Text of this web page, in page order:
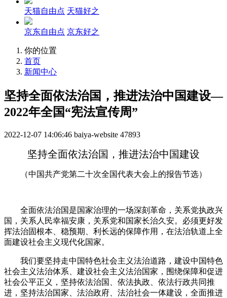
天猫自由点 天猫好之
京东自由点 京东好之
你的位置
首页
新闻中心
坚持全面依法治国，推进法治中国建设—
2022年全国“宪法宣传周”
2022-12-07 14:06:46 baiya-website 47893
坚持全面依法治国，推进法治中国建设
（中国共产党第二十次全国代表大会上的报告节选）
全面依法治国是国家治理的一场深刻革命，关系党执政兴
国，关系人民幸福安康，关系党和国家长治久安。必须更好发
挥法治固根本、稳预期、利长远的保障作用，在法治轨道上全
面建设社会主义现代化国家。
我们要坚持走中国特色社会主义法治道路，建设中国特色
社会主义法治体系、建设社会主义法治国家，围绕保障和促进
社会公平正义，坚持依法治国、依法执政、依法行政共同推
进，坚持法治国家、法治政府、法治社会一体建设，全面推进